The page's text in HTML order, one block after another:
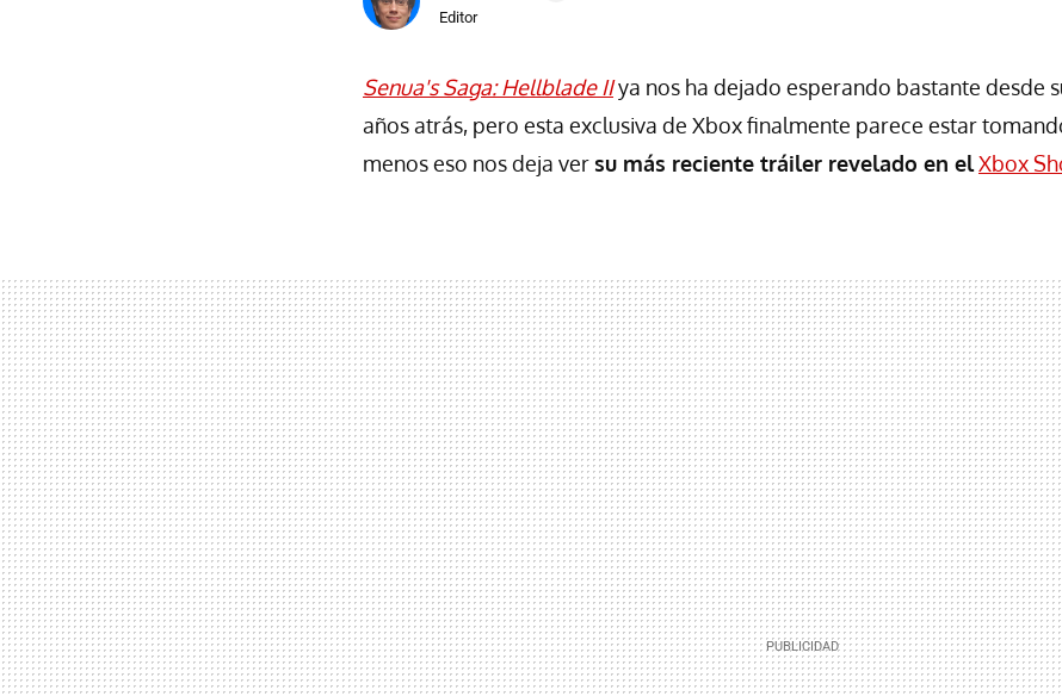
Editor
Senua's Saga: Hellblade IIya nos ha dejado esperando bastante desde
años atrás, pero esta exclusiva de Xbox finalmente parece estar
menos eso nos deja ver su más reciente tráiler revelado en elXbox